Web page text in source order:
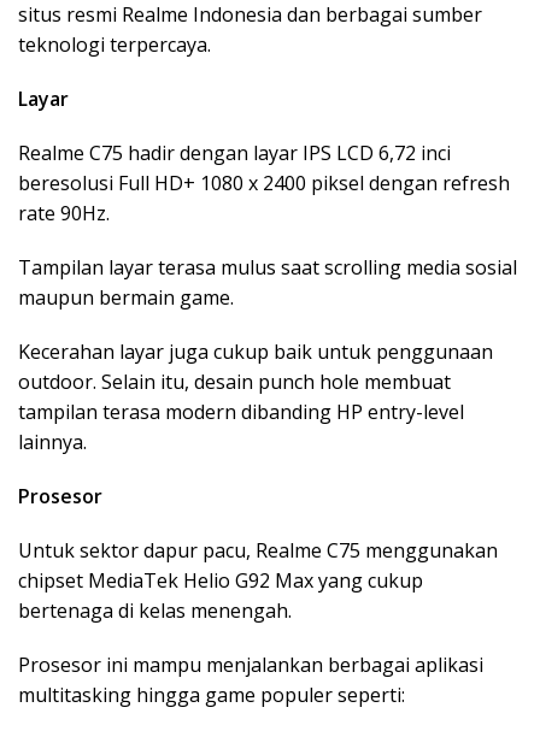
situs resmi Realme Indonesia dan berbagai sumber
teknologi terpercaya.
Layar
Realme C75 hadir dengan layar IPS LCD 6,72 inci
beresolusi Full HD+ 1080 x 2400 piksel dengan refresh
rate 90Hz.
Tampilan layar terasa mulus saat scrolling media sosial
maupun bermain game.
Kecerahan layar juga cukup baik untuk penggunaan
outdoor. Selain itu, desain punch hole membuat
tampilan terasa modern dibanding HP entry-level
lainnya.
Prosesor
Untuk sektor dapur pacu, Realme C75 menggunakan
chipset MediaTek Helio G92 Max yang cukup
bertenaga di kelas menengah.
Prosesor ini mampu menjalankan berbagai aplikasi
multitasking hingga game populer seperti: